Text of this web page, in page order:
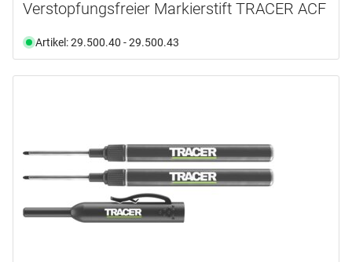
Verstopfungsfreier Markierstift TRACER ACF
Artikel: 29.500.40 - 29.500.43